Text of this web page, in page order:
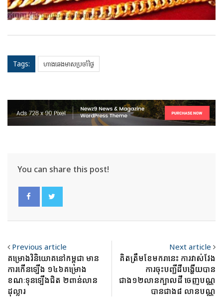
Tags: ហាងឆេងមាសប្រចាំថ្ងៃ
You can share this post!
Previous article
គម្រោងវិនិយោគនៅកម្ពុជា មាន
ការកើនឡើង ១៤៦គម្រោង
ខណៈទុនឡើងជិត ២ពាន់លាន
ដុល្លារ
Next article
គិតត្រឹមខែមករានេះ ការវាស់វែង
ការចុះបញ្ជីដីបង្ហើយបាន
ជាង១២លានក្បាលដី ចេញបណ្ណ
បានជាង៨ លានបណ្ណ